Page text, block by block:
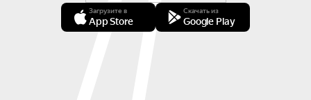
Загрузите в
App Store
Скачать из
Google Play